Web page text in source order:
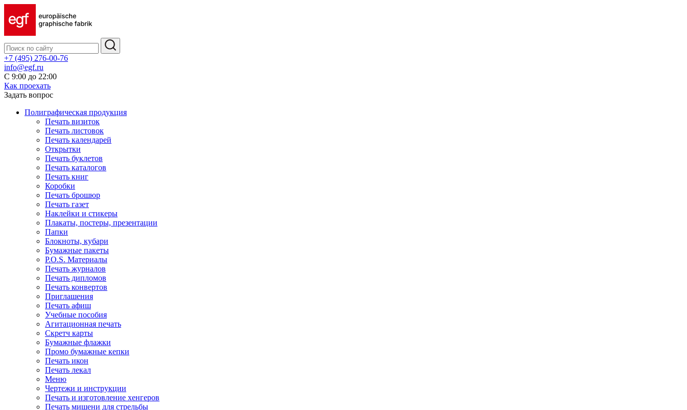
+7 (495) 276-00-76
info@egf.ru
С 9:00 до 22:00
Как проехать
Задать вопрос
Полиграфическая продукция
Печать визиток
Печать листовок
Печать календарей
Открытки
Печать буклетов
Печать каталогов
Печать книг
Коробки
Печать брошюр
Печать газет
Наклейки и стикеры
Плакаты, постеры, презентации
Папки
Блокноты, кубари
Бумажные пакеты
P.O.S. Материалы
Печать журналов
Печать дипломов
Печать конвертов
Приглашения
Печать афиш
Учебные пособия
Агитационная печать
Скретч карты
Бумажные флажки
Промо бумажные кепки
Печать икон
Печать лекал
Меню
Чертежи и инструкции
Печать и изготовление хенгеров
Печать мишени для стрельбы